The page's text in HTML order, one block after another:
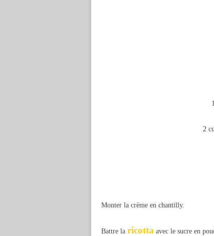
2
Monter la crème en chantilly.
Battre la ricotta avec le sucre en